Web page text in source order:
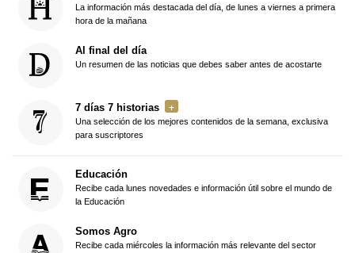
La información más destacada del día, de lunes a viernes a primera
hora de la mañana
Al final del día
Un resumen de las noticias que debes saber antes de acostarte
7 días 7 historias
Una selección de los mejores contenidos de la semana, exclusiva
para suscriptores
Educación
Recibe cada lunes novedades e información útil sobre el mundo de
la Educación
Somos Agro
Recibe cada miércoles la información más relevante del sector